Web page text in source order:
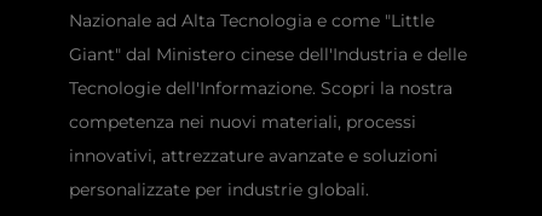
Nazionale ad Alta Tecnologia e come "Little
Giant" dal Ministero cinese dell'Industria e delle
Tecnologie dell'Informazione. Scopri la nostra
competenza nei nuovi materiali, processi
innovativi, attrezzature avanzate e soluzioni
personalizzate per industrie globali.